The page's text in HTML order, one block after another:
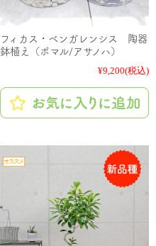
フィカス・ベンガレンシス 陶器
鉢植え（ポマル/アサノハ）
¥9,200(税込)